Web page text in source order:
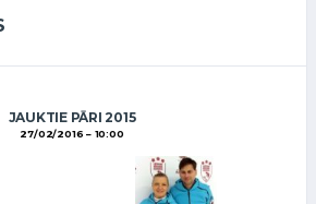
JAUKTIE PĀRI 2015
27/02/2016 10:00